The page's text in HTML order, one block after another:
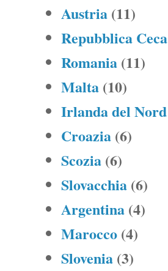
Austria (11)
Repubblica Ceca
Romania (11)
Malta (10)
Irlanda del Nord
Croazia (6)
Scozia (6)
Slovacchia (6)
Argentina (4)
Marocco (4)
Slovenia (3)